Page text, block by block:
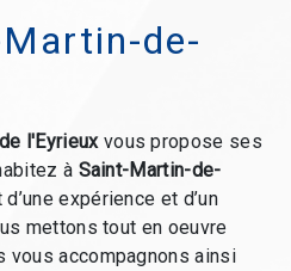
de-
l'Eyrieuxvous propose ses
à Saint-Martin-de-
expérience et d’un
mettons tout en oeuvre
vous accompagnons ainsi